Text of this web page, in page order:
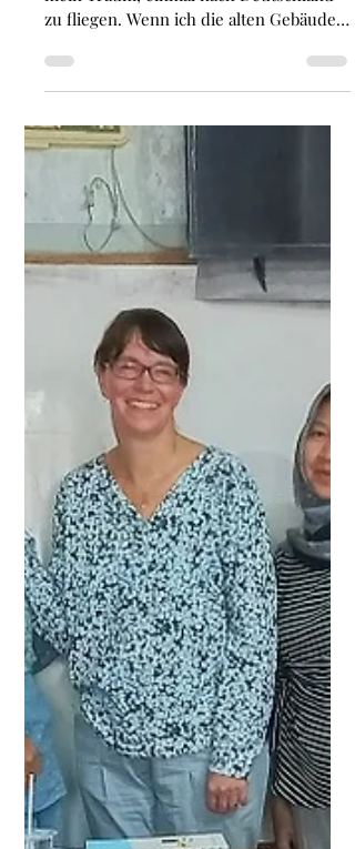
auch sehr weit weg – als
Indonesier in Deutschland
Von A‘an Schon seit der Schulzeit ist es
zu fliegen. Wenn ich die alten Gebäude
im Fernsehen sah und...